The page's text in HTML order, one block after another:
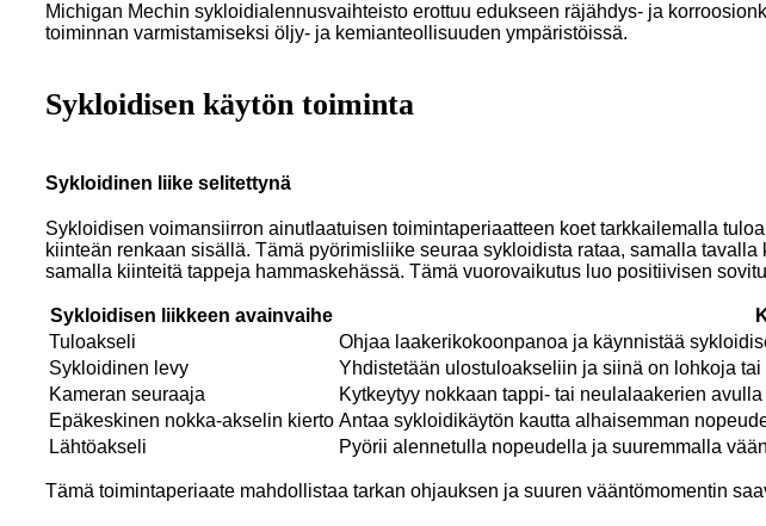
Michigan Mechin sykloidialennusvaihteisto erottuu edukseen räjähdys- ja
toiminnan varmistamiseksi öljy- ja kemianteollisuuden ympäristöissä.
Sykloidisen käytön toiminta
Sykloidinen liike selitettynä
Sykloidisen voimansiirron ainutlaatuisen toimintaperiaatteen koet tarkkailemalla
kiinteän renkaan sisällä. Tämä pyörimisliike seuraa sykloidista rataa, samalla
samalla kiinteitä tappeja hammaskehässä. Tämä vuorovaikutus luo positiivisen
Sykloidisen liikkeen avainvaihe
Tuloakseli
Ohjaa laakerikokoonpanoa ja käynnistää
Sykloidinen levy
Yhdistetään ulostuloakseliin ja siinä on lohkoja
Kameran seuraaja
Kytkeytyy nokkaan tappi- tai neulalaakerien
Epäkeskinen nokka-akselin kierto Antaa sykloidikäytön kautta alhaisemman
Lähtöakseli
Pyörii alennetulla nopeudella ja suuremmalla
Tämä toimintaperiaate mahdollistaa tarkan ohjauksen ja suuren vääntömomentin